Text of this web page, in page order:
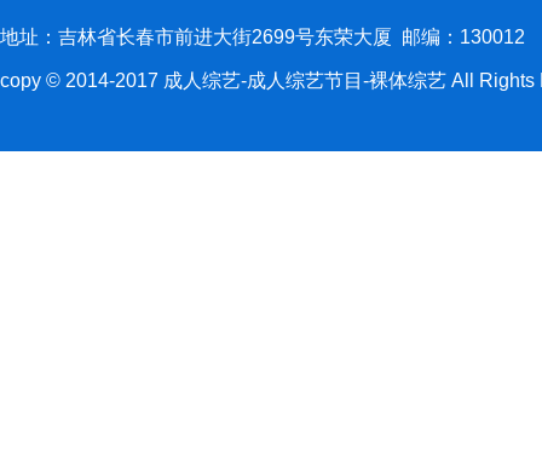
地址：吉林省长春市前进大街2699号东荣大厦 邮编：130012
copy © 2014-2017 成人综艺-成人综艺节目-裸体综艺 All Rights